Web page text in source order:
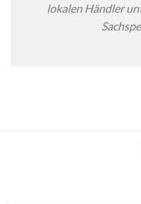
lokalen Händler